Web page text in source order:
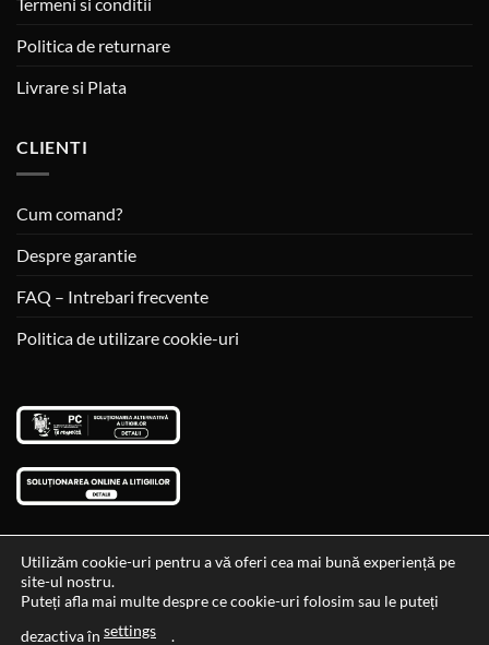
Politica de returnare
Livrare si Plata
CLIENTI
Cum comand?
Despre garantie
FAQ – Intrebari frecvente
Politica de utilizare cookie-uri
Data si ora ultimei actualizari al stocului si ale preturilor: 29-12-
Utilizăm cookie-uri pentru a vă oferi cea mai bună experiență pe
site-ul nostru.
Puteți afla mai multe despre ce cookie-uri folosim sau le puteți
dezactiva în settings .